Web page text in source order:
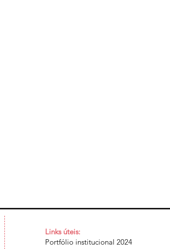
Links úteis:
Portfólio institucional 2024